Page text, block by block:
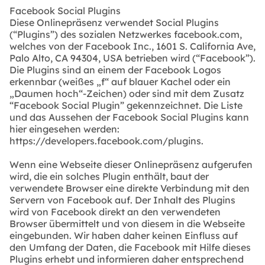
Facebook Social Plugins
Diese Onlinepräsenz verwendet Social Plugins
(“Plugins”) des sozialen Netzwerkes facebook.com,
welches von der Facebook Inc., 1601 S. California Ave,
Palo Alto, CA 94304, USA betrieben wird (“Facebook”).
Die Plugins sind an einem der Facebook Logos
erkennbar (weißes „f“ auf blauer Kachel oder ein
„Daumen hoch“-Zeichen) oder sind mit dem Zusatz
“Facebook Social Plugin” gekennzeichnet. Die Liste
und das Aussehen der Facebook Social Plugins kann
hier eingesehen werden:
https://developers.facebook.com/plugins.
Wenn eine Webseite dieser Onlinepräsenz aufgerufen
wird, die ein solches Plugin enthält, baut der
verwendete Browser eine direkte Verbindung mit den
Servern von Facebook auf. Der Inhalt des Plugins
wird von Facebook direkt an den verwendeten
Browser übermittelt und von diesem in die Webseite
eingebunden. Wir haben daher keinen Einfluss auf
den Umfang der Daten, die Facebook mit Hilfe dieses
Plugins erhebt und informieren daher entsprechend